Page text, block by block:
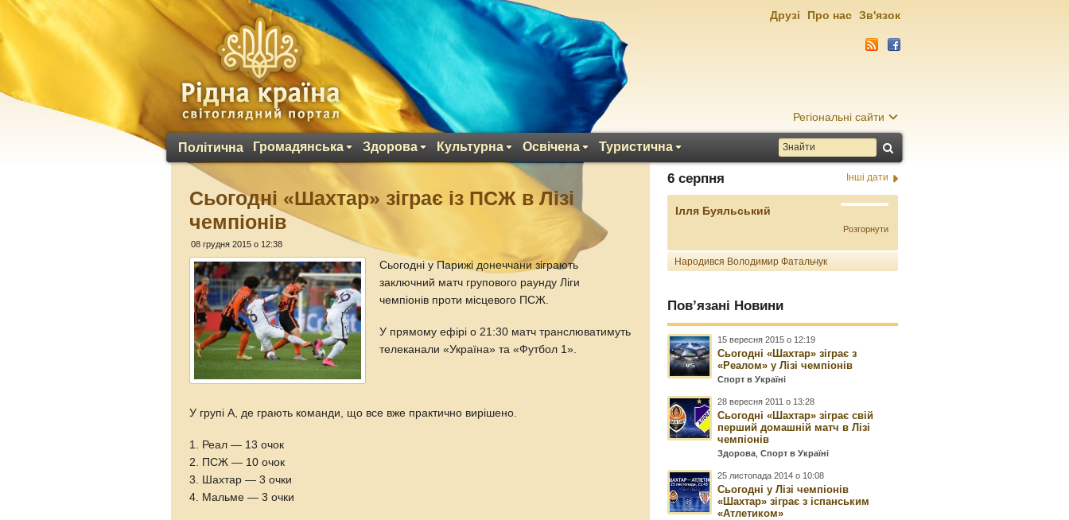
Регіональні сайти
Політична Громадянська Здорова Культурна Освічена Туристична
Друзі Про нас Зв'язок
Сьогодні «Шахтар» зіграє із ПСЖ в Лізі
чемпіонів
08 грудня 2015 о 12:38
Сьогодні у Парижі донеччани зіграють
заключний матч групового раунду Ліги
чемпіонів проти місцевого ПСЖ.
У прямому ефірі о 21:30 матч транслюватимуть
телеканали «Україна» та «Футбол 1».
У групі А, де грають команди, що все вже практично вирішено.
1. Реал — 13 очок
2. ПСЖ — 10 очок
3. Шахтар — 3 очки
4. Мальме — 3 очки
6 серпня Інші дати
Ілля Буяльський
Розгорнути
Народився Володимир Фатальчук
Пов’язані Новини
15 вересня 2015 о 12:19
Сьогодні «Шахтар» зіграє з
«Реалом» у Лізі чемпіонів
Спорт в Україні
28 вересня 2011 о 13:28
Сьогодні «Шахтар» зіграє свій
перший домашній матч в Лізі
чемпіонів
Здорова ,Спорт в Україні
25 листопада 2014 о 10:08
Сьогодні у Лізі чемпіонів
«Шахтар» зіграє з іспанським
«Атлетиком»